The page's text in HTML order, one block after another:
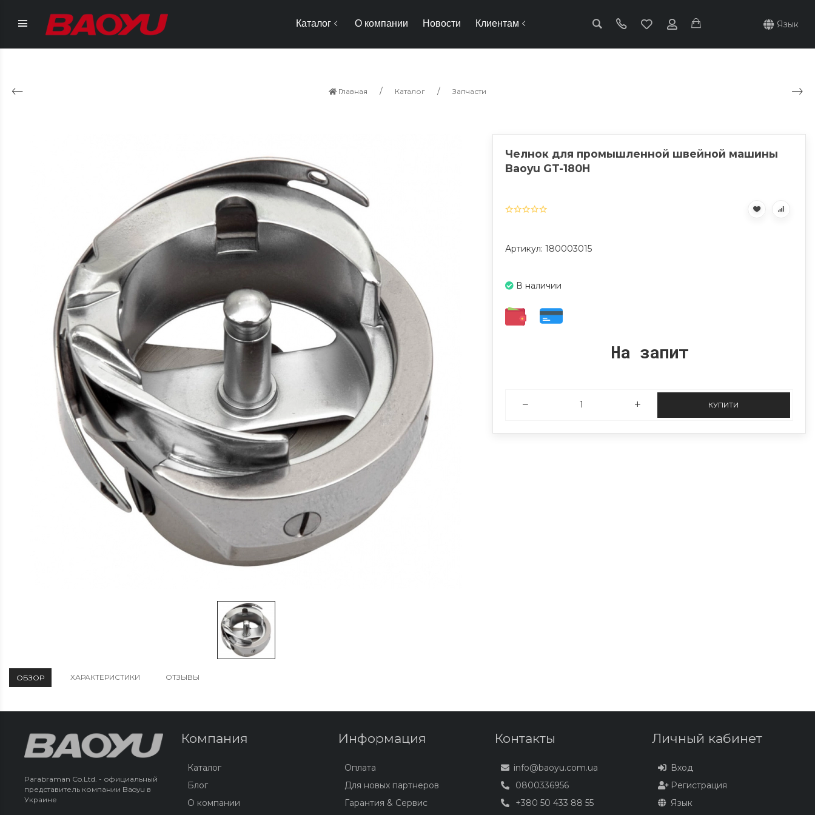
Каталог О компании Новости Клиентам Язык
Главная Каталог Запчасти
Челнок для промышленной швейной машины
Baoyu GT-180H
Артикул: 180003015
В наличии
На запит
КУПИТИ
ОБЗОР ХАРАКТЕРИСТИКИ ОТЗЫВЫ
Parabraman Co.Ltd. - официальный
представитель компании Baoyu в
Украине
Компания
Каталог
Блог
О компании
Информация
Оплата
Для новых партнеров
Гарантия & Сервис
Контакты
info@baoyu.com.ua
0800336956
+380 50 433 88 55
Личный кабинет
Вход
Регистрация
Язык